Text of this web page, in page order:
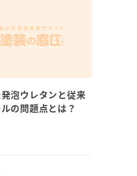
泡ウレタンと従来
の問題点とは？